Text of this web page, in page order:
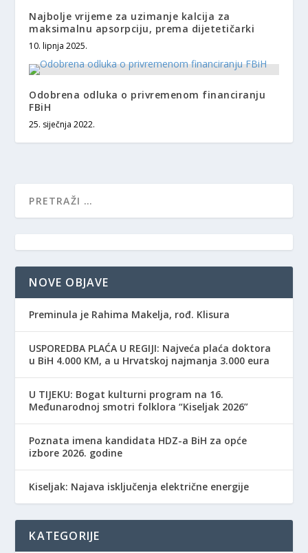
Najbolje vrijeme za uzimanje kalcija za
maksimalnu apsorpciju, prema dijetetičarki
10. lipnja 2025.
Odobrena odluka o privremenom financiranju
FBiH
25. siječnja 2022.
NOVE OBJAVE
Preminula je Rahima Makelja, rođ. Klisura
USPOREDBA PLAĆA U REGIJI: Najveća plaća doktora
u BiH 4.000 KM, a u Hrvatskoj najmanja 3.000 eura
​U TIJEKU: Bogat kulturni program na 16.
Međunarodnoj smotri folklora “Kiseljak 2026”
Poznata imena kandidata HDZ-a BiH za opće
izbore 2026. godine
Kiseljak: Najava isključenja električne energije
KATEGORIJE